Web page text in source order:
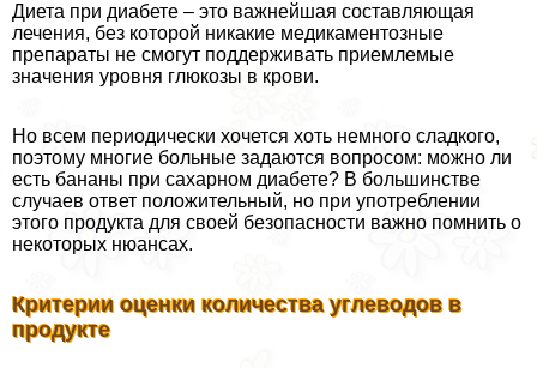
Диета при диабете – это важнейшая составляющая
лечения, без которой никакие медикаментозные
препараты не смогут поддерживать приемлемые
значения уровня глюкозы в крови.
Но всем периодически хочется хоть немного сладкого,
поэтому многие больные задаются вопросом: можно ли
есть бананы при сахарном диабете? В большинстве
случаев ответ положительный, но при употрeблении
этого продукта для своей безопасности важно помнить о
некоторых нюансах.
Критерии оценки количества углеводов в
продукте